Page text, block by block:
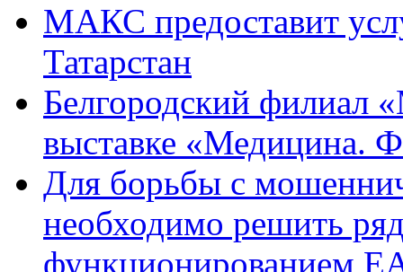
МАКС предоставит
Татарстан
Белгородский
выставке «Медицина.
Для борьбы с
необходимо решить
функционированием